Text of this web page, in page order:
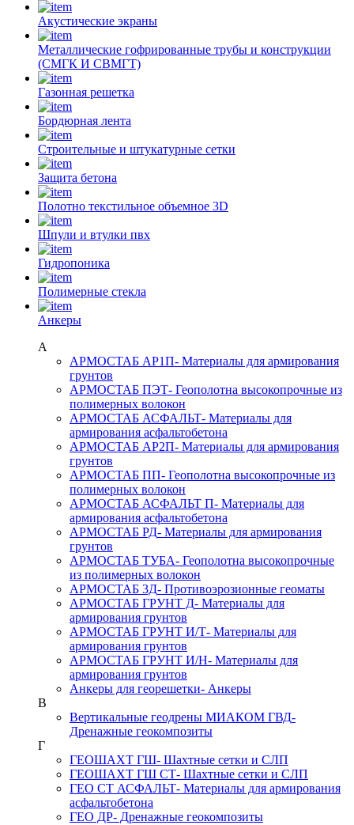
Акустические экраны
Металлические гофрированные трубы и конструкции
(СМГК И СВМГТ)
Газонная решетка
Бордюрная лента
Строительные и штукатурные сетки
Защита бетона
Полотно текстильное объемное 3D
Шпули и втулки пвх
Гидропоника
Полимерные стекла
Анкеры
А
АРМОСТАБ АР1П- Материалы для армирования
грунтов
АРМОСТАБ ПЭТ- Геополотна высокопрочные из
полимерных волокон
АРМОСТАБ АСФАЛЬТ- Материалы для
армирования асфальтобетона
АРМОСТАБ АР2П- Материалы для армирования
грунтов
АРМОСТАБ ПП- Геополотна высокопрочные из
полимерных волокон
АРМОСТАБ АСФАЛЬТ П- Материалы для
армирования асфальтобетона
АРМОСТАБ РД- Материалы для армирования
грунтов
АРМОСТАБ ТУБА- Геополотна высокопрочные
из полимерных волокон
АРМОСТАБ 3Д- Противоэрозионные геоматы
АРМОСТАБ ГРУНТ Д- Материалы для
армирования грунтов
АРМОСТАБ ГРУНТ И/Т- Материалы для
армирования грунтов
АРМОСТАБ ГРУНТ И/Н- Материалы для
армирования грунтов
Анкеры для георешетки- Анкеры
В
Вертикальные геодрены МИАКОМ ГВД-
Дренажные геокомпозиты
Г
ГЕОШАХТ ГШ- Шахтные сетки и СЛП
ГЕОШАХТ ГШ СТ- Шахтные сетки и СЛП
ГЕО СТ АСФАЛЬТ- Материалы для армирования
асфальтобетона
ГЕО ДР- Дренажные геокомпозиты